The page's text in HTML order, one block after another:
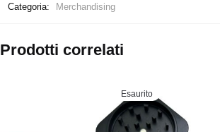
Categoria:
Merchandising
Prodotti correlati
Esaurito